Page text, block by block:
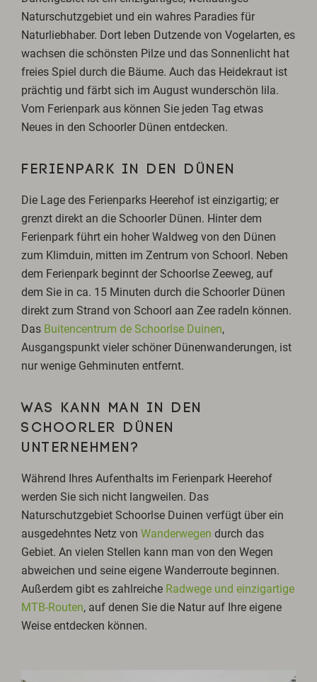
Naturschutzgebiet und ein wahres Paradies für
Naturliebhaber. Dort leben Dutzende von Vogelarten, es
wachsen die schönsten Pilze und das Sonnenlicht hat
freies Spiel durch die Bäume. Auch das Heidekraut ist
prächtig und färbt sich im August wunderschön lila.
Vom Ferienpark aus können Sie jeden Tag etwas
Neues in den Schoorler Dünen entdecken.
FERIENPARK IN DEN DÜNEN
Die Lage des Ferienparks Heerehof ist einzigartig; er
grenzt direkt an die Schoorler Dünen. Hinter dem
Ferienpark führt ein hoher Waldweg von den Dünen
zum Klimduin, mitten im Zentrum von Schoorl. Neben
dem Ferienpark beginnt der Schoorlse Zeeweg, auf
dem Sie in ca. 15 Minuten durch die Schoorler Dünen
direkt zum Strand von Schoorl aan Zee radeln können.
Das Buitencentrum de Schoorlse Duinen,
Ausgangspunkt vieler schöner Dünenwanderungen, ist
nur wenige Gehminuten entfernt.
WAS KANN MAN IN DEN
SCHOORLER DÜNEN
UNTERNEHMEN?
Während Ihres Aufenthalts im Ferienpark Heerehof
werden Sie sich nicht langweilen. Das
Naturschutzgebiet Schoorlse Duinen verfügt über ein
ausgedehntes Netz vonWanderwegen durch das
Gebiet. An vielen Stellen kann man von den Wegen
abweichen und seine eigene Wanderroute beginnen.
Außerdem gibt es zahlreiche Radwege und einzigartige
MTB-Routen, auf denen Sie die Natur auf Ihre eigene
Weise entdecken können.